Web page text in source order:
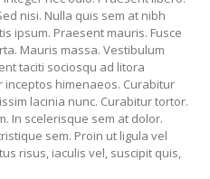
nisi. Nulla quis sem at nibh
ipsum. Praesent mauris. Fusce
Mauris massa. Vestibulum
taciti sociosqu ad litora
himenaeos. Curabitur
lacinia nunc. Curabitur tortor.
In scelerisque sem at dolor.
sem. Proin ut ligula vel
risus, iaculis vel, suscipit quis,